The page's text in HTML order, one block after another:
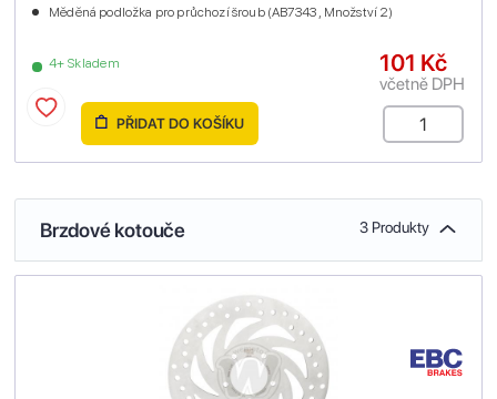
4+ Skladem
Měděná podložka pro průchozí šroub (AB7343 , Množství 2)
101 Kč
včetně DPH
PŘIDAT DO KOŠÍKU
Brzdové kotouče 3 Produkty